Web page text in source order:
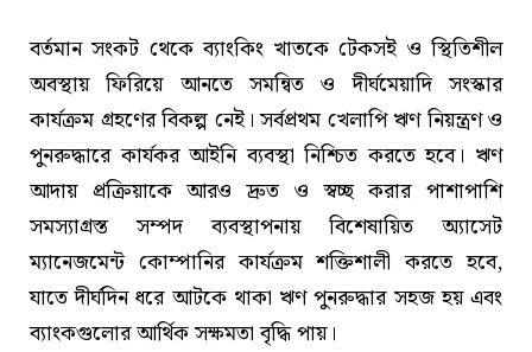
বর্তমান সংকট থেকে ব্যাংকিং খাতকে টেকসই ও স্থিতিশীল
অবস্থায় ফিরিয়ে আনতে সমন্বিত ও দীর্ঘমেয়াদি সংস্কার
কার্যক্রম গ্রহণের বিকল্প নেই। সর্বপ্রথম খেলাপি ঋণ নিয়ন্ত্রণ ও
পুনরুদ্ধারে কার্যকর আইনি ব্যবস্থা নিশ্চিত করতে হবে। ঋণ
আদায় প্রক্রিয়াকে আরও দ্রুত ও স্বচ্ছ করার পাশাপাশি
সমস্যাগ্রস্ত সম্পদ ব্যবস্থাপনায় বিশেষায়িত অ্যাসেট
ম্যানেজমেন্ট কোম্পানির কার্যক্রম শক্তিশালী করতে হবে,
যাতে দীর্ঘদিন ধরে আটকে থাকা ঋণ পুনরুদ্ধার সহজ হয় এবং
ব্যাংকগুলোর আর্থিক সক্ষমতা বৃদ্ধি পায়।